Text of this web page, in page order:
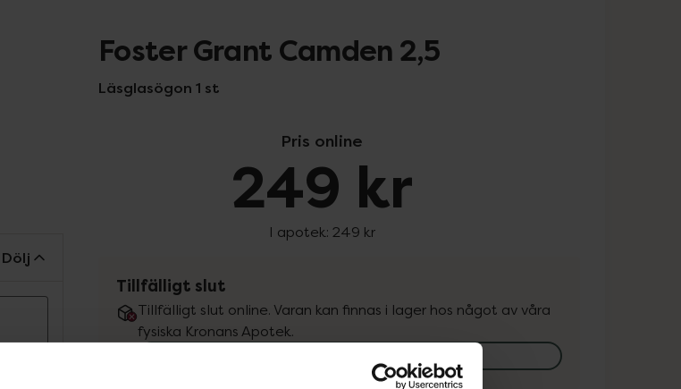
Foster Grant Camden 2,5
Läsglasögon 1 st
Pris online
249 kr
I apotek: 249 kr
Tillfälligt slut
Tillfälligt slut online. Varan kan finnas i lager hos något av våra
fysiska Kronans Apotek.
Dölj